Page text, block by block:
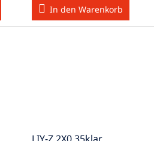
In den Warenkorb
LIY-Z,2X0,35klar